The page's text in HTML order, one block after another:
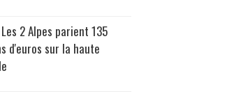
2 Alpes parient 135
d'euros sur la haute